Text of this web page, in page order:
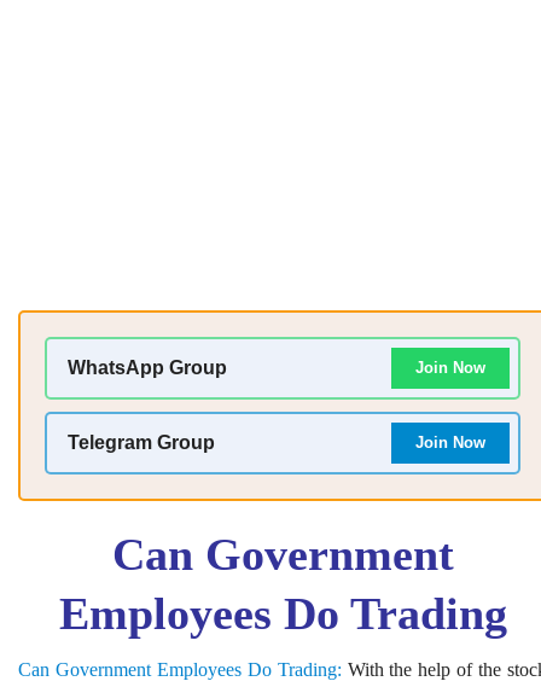
WhatsApp Group Join Now
Telegram Group Join Now
Can Government
Employees Do Trading
Can Government Employees Do Trading: With the help of the